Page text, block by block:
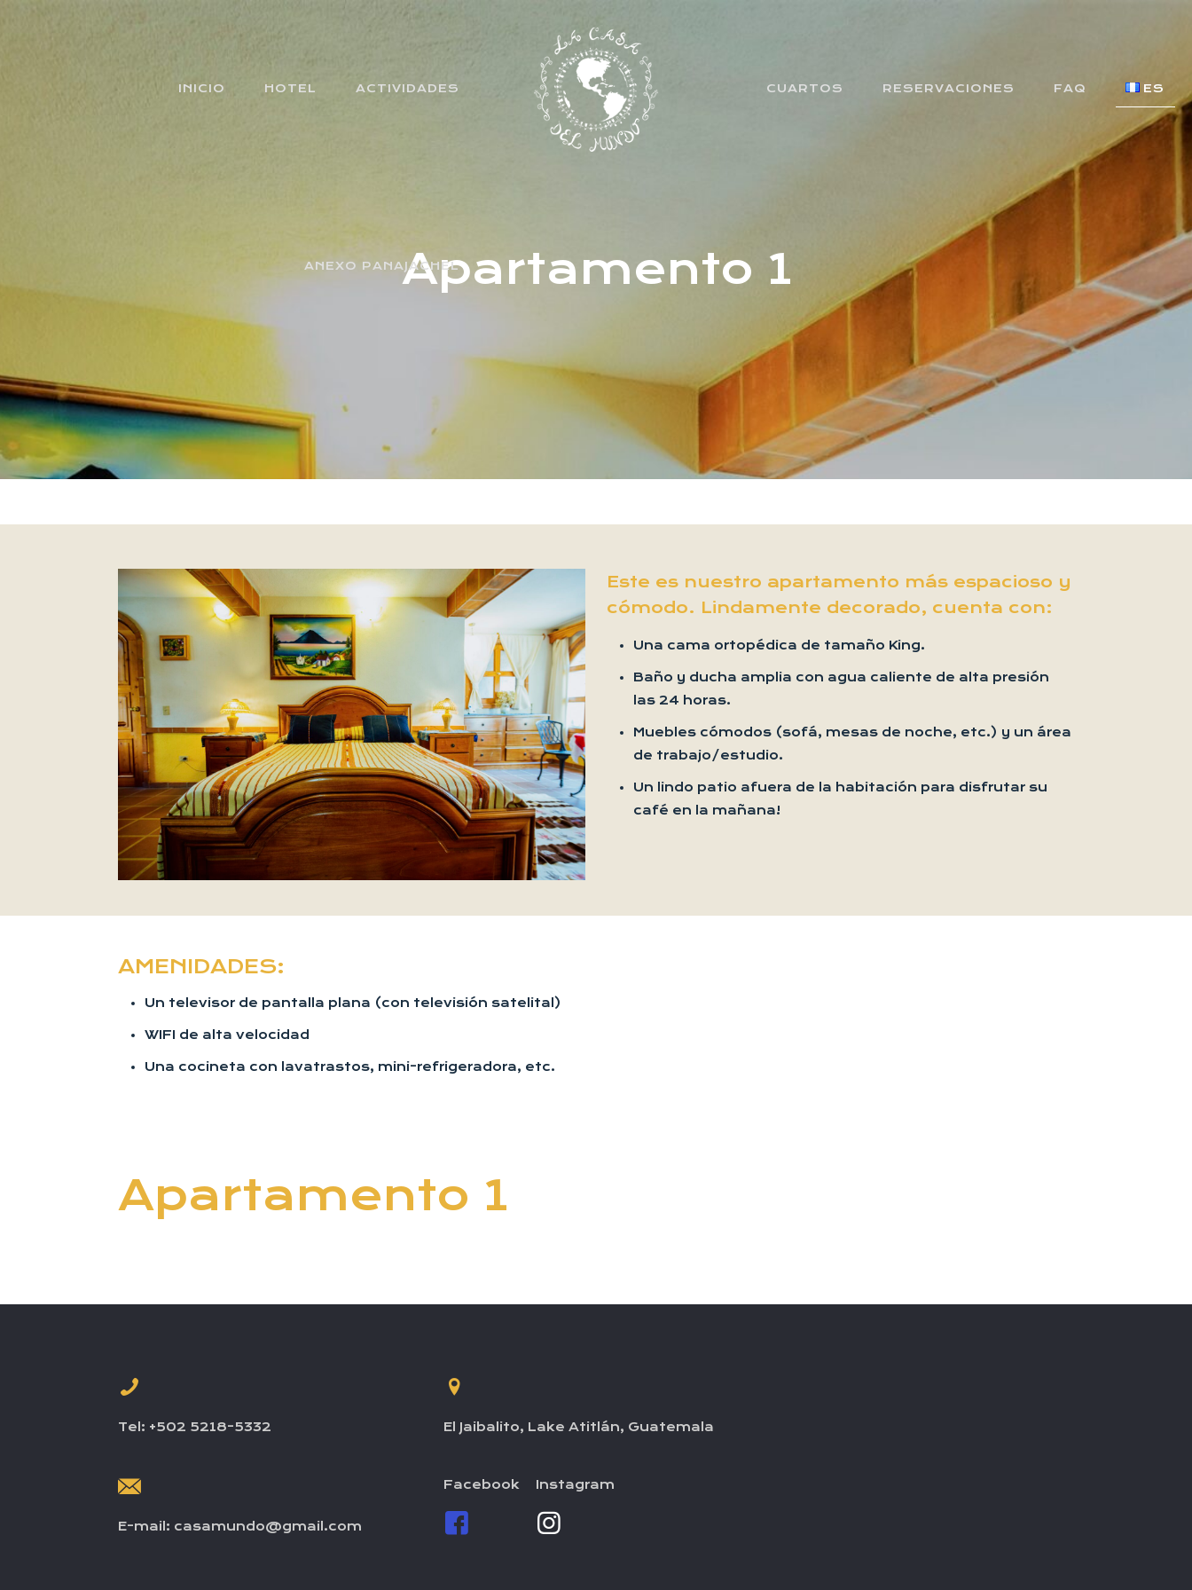
INICIO HOTEL ACTIVIDADES
ANEXO PANAJACHEL
CUARTOS RESERVACIONES FAQ ES
Apartamento 1
Este es nuestro apartamento más espacioso y
cómodo. Lindamente decorado, cuenta con:
Una cama ortopédica de tamaño King.
Baño y ducha amplia con agua caliente de alta presión
las 24 horas.
Muebles cómodos (sofá, mesas de noche, etc.) y un área
de trabajo/estudio.
Un lindo patio afuera de la habitación para disfrutar su
café en la mañana!
AMENIDADES:
Un televisor de pantalla plana (con televisión satelital)
WIFI de alta velocidad
Una cocineta con lavatrastos, mini-refrigeradora, etc.
Apartamento 1
Tel: +502 5218-5332
E-mail: casamundo@gmail.com
El Jaibalito, Lake Atitlán, Guatemala
Facebook Instagram